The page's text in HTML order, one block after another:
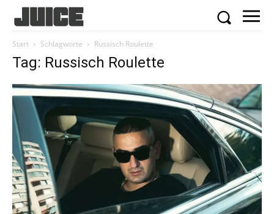
Start Schlagworte Russisch Roulette
Tag: Russisch Roulette